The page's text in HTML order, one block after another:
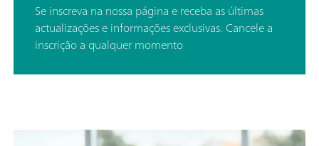
Se inscreva na nossa página e receba as últimas
actualizações e informações exclusivas. Cancele a
inscrição a qualquer momento